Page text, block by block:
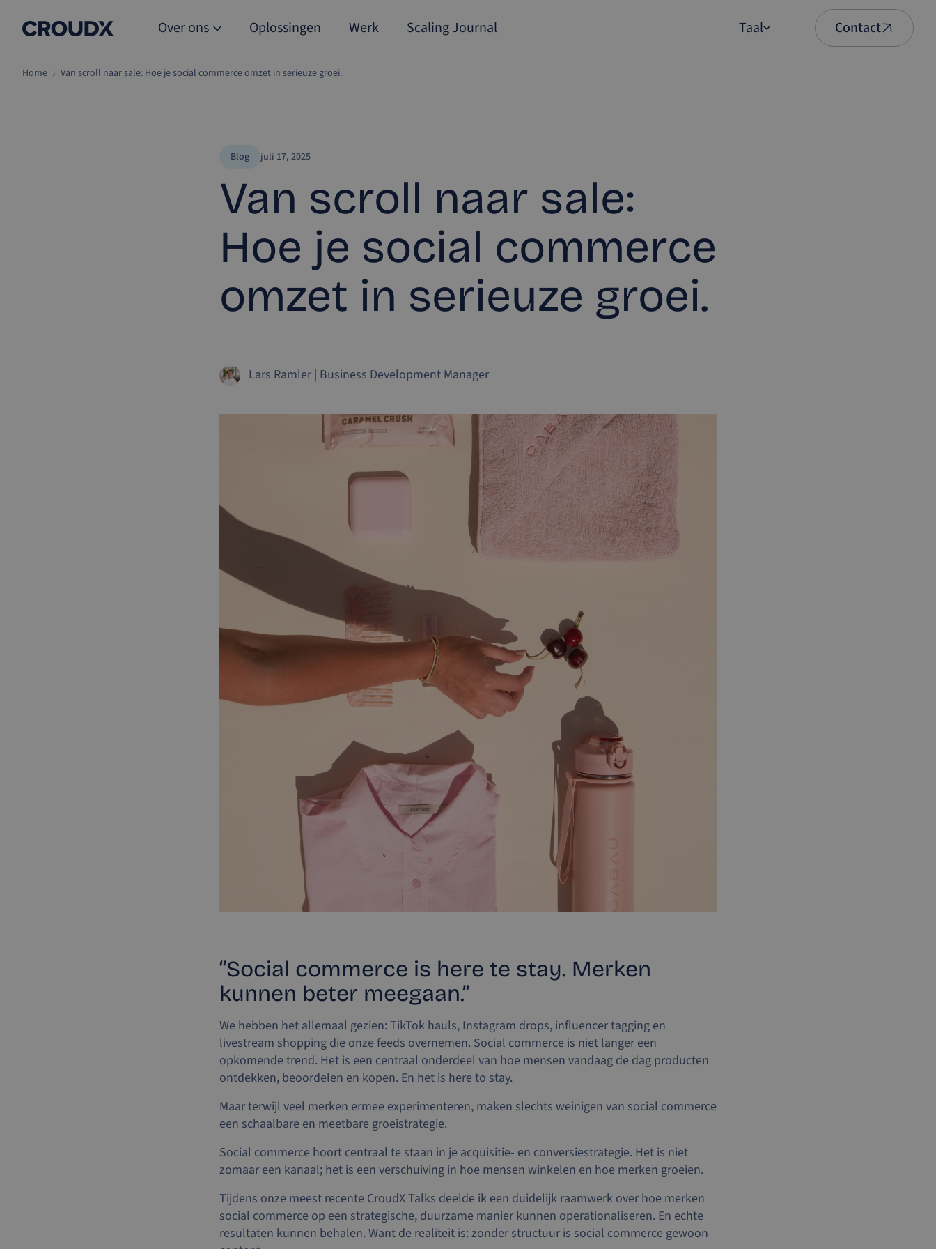
Over ons Oplossingen Werk Scaling Journal Taal Contact
Home Van scroll naar sale: Hoe je social commerce omzet in serieuze groei.
Blog juli 17, 2025
Van scroll naar sale:
Hoe je social commerce
omzet in serieuze groei.
Lars Ramler | Business Development Manager
“Social commerce is here te stay. Merken
kunnen beter meegaan.”
We hebben het allemaal gezien: TikTok hauls, Instagram drops, influencer tagging en
livestream shopping die onze feeds overnemen. Social commerce is niet langer een
opkomende trend. Het is een centraal onderdeel van hoe mensen vandaag de dag producten
ontdekken, beoordelen en kopen. En het is here to stay.
Maar terwijl veel merken ermee experimenteren, maken slechts weinigen van social commerce
een schaalbare en meetbare groeistrategie.
Social commerce hoort centraal te staan in je acquisitie- en conversiestrategie. Het is niet
zomaar een kanaal; het is een verschuiving in hoe mensen winkelen en hoe merken groeien.
Tijdens onze meest recente CroudX Talks deelde ik een duidelijk raamwerk over hoe merken
social commerce op een strategische, duurzame manier kunnen operationaliseren. En echte
resultaten kunnen behalen. Want de realiteit is: zonder structuur is social commerce gewoon